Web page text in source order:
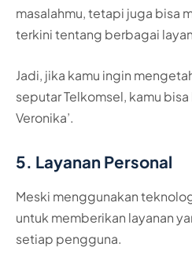
masalahmu, tetapi juga bisa
terkini tentang berbagai
Jadi, jika kamu ingin
seputar Telkomsel, kamu bisa
Veronika’.
5. Layanan Personal
Meski menggunakan
untuk memberikan layanan
setiap pengguna.